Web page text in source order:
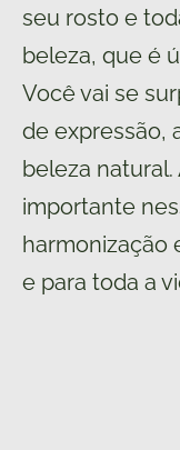
seu rosto e
beleza, que é
Você vai se
de expressão,
beleza
importante
harmonização
e para toda a